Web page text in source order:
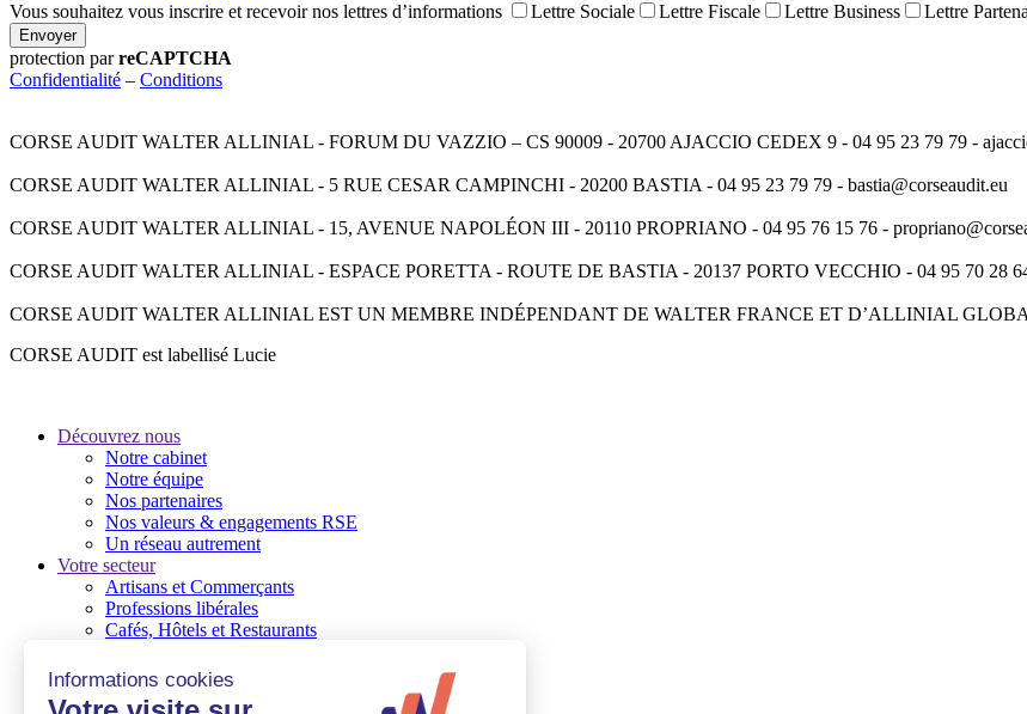
Vous souhaitez vous inscrire et recevoir nos lettres d’informations
Lettre Sociale Lettre Fiscale Lettre Business Lettre
Envoyer
protection parreCAPTCHA
Confidentialité – Conditions
CORSE AUDIT WALTER ALLINIAL - FORUM DU VAZZIO – CS 90009 - 20700 AJACCIO CEDEX 9 - 04 95 23 79 79 -
CORSE AUDIT WALTER ALLINIAL - 5 RUE CESAR CAMPINCHI - 20200 BASTIA - 04 95 23 79 79 - bastia@corseaudit.eu
CORSE AUDIT WALTER ALLINIAL - 15, AVENUE NAPOLÉON III - 20110 PROPRIANO - 04 95 76 15 76 -
CORSE AUDIT WALTER ALLINIAL - ESPACE PORETTA - ROUTE DE BASTIA - 20137 PORTO VECCHIO - 04 95 70 28 64
CORSE AUDIT WALTER ALLINIAL EST UN MEMBRE INDÉPENDANT DE WALTER FRANCE ET D’ALLINIAL
CORSE AUDIT est labellisé Lucie
Découvrez nous
Notre cabinet
Notre équipe
Nos partenaires
Nos valeurs & engagements RSE
Un réseau autrement
Votre secteur
Artisans et Commerçants
Professions libérales
Cafés, Hôtels et Restaurants
PME / PMI